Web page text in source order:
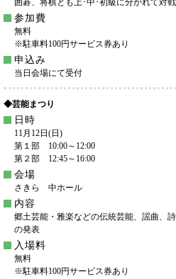
囲碁、将棋とも上･中･初級に分かれて対戦
参加費
無料
※駐車料100円サービス券あり
申込み
当日会場にて受付
◆芸能まつり
日時
11月12日(日)
第１部 10:00～12:00
第２部 12:45～16:00
会場
さきら 中ホール
内容
郷土芸能・雅楽などの伝統芸能、謡曲、
の発表
入場料
無料
※駐車料100円サービス券あり